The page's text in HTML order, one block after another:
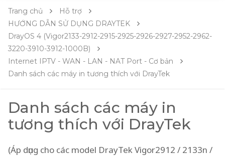
Trang chủ
Hỗ trợ
HƯỚNG DẪN SỬ DỤNG DRAYTEK
DrayOS 4 (Vigor2133-2912-2915-2925-2926-2927-2952-2962-
3220-3910-3912-1000B)
Internet IPTV - WAN - LAN - NAT Port - Cơ bản
Danh sách các máy in tương thích với DrayTek
Danh sách các máy in
tương thích với DrayTek
(Áp dụng cho các model DrayTek Vigor2912 / 2133n /